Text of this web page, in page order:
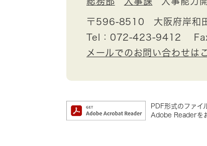
〒596-8510
大阪府岸和
Tel：072-423-9412
メールでのお問い合わせは
PDF形式のファイ
Adobe Readerを